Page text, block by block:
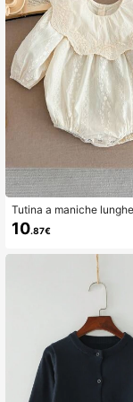
Tutina a maniche
a con ricamo floreale
datta per primavera/
10.87€